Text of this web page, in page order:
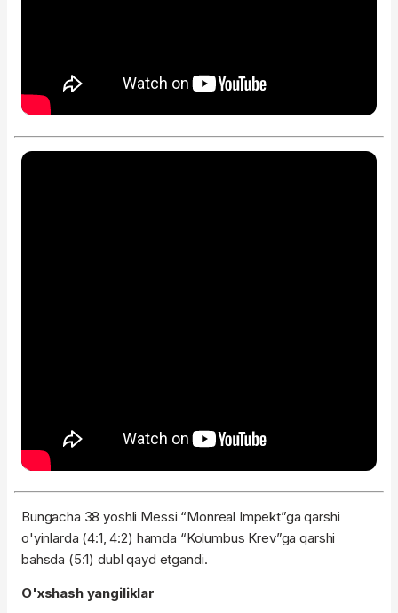
Bungacha 38 yoshli Messi “Monreal Impekt”ga qarshi
o'yinlarda (4:1, 4:2) hamda “Kolumbus Krev”ga qarshi
bahsda (5:1) dubl qayd etgandi.
O'xshash yangiliklar